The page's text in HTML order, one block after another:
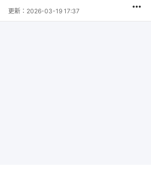
更新： 2026-03-19 17:37